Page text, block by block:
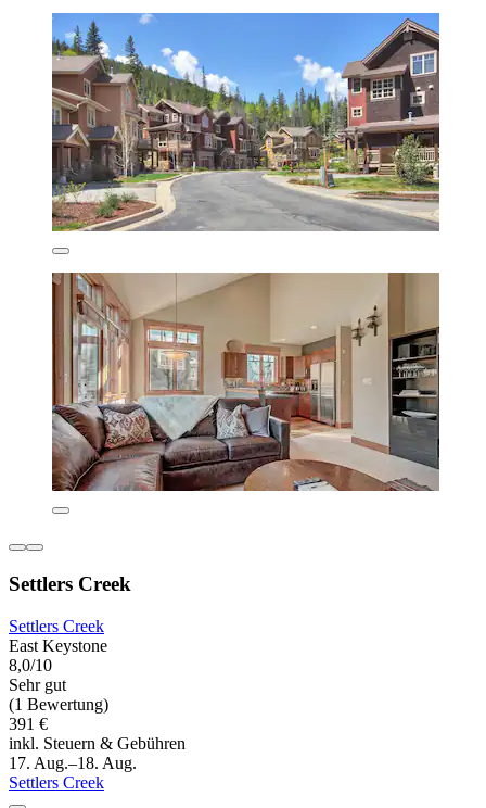
Settlers Creek
Settlers Creek
East Keystone
8,0/10
Sehr gut
(1 Bewertung)
391 €
inkl. Steuern & Gebühren
17. Aug.–18. Aug.
Settlers Creek